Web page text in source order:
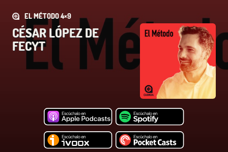
EL MÉTODO 4×9
CÉSAR LÓPEZ DE
FECYT